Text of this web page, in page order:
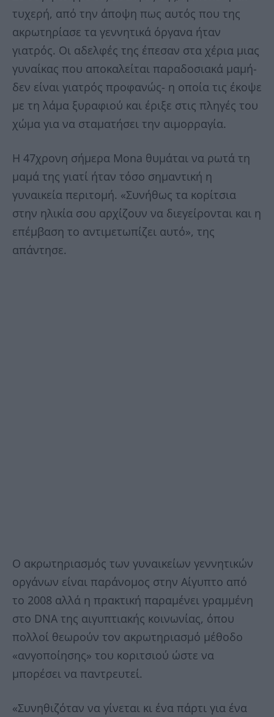
τυχερή, από την άποψη πως αυτός που της
ακρωτηρίασε τα γεννητικά όργανα ήταν
γιατρός. Οι αδελφές της έπεσαν στα χέρια μιας
γυναίκας που αποκαλείται παραδοσιακά μαμή-
δεν είναι γιατρός προφανώς- η οποία τις έκοψε
με τη λάμα ξυραφιού και έριξε στις πληγές του
χώμα για να σταματήσει την αιμορραγία.
Η 47χρονη σήμερα Mona θυμάται να ρωτά τη
μαμά της γιατί ήταν τόσο σημαντική η
γυναικεία περιτομή. «Συνήθως τα κορίτσια
στην ηλικία σου αρχίζουν να διεγείρονται και η
επέμβαση το αντιμετωπίζει αυτό», της
απάντησε.
Ο ακρωτηριασμός των γυναικείων γεννητικών
οργάνων είναι παράνομος στην Αίγυπτο από
το 2008 αλλά η πρακτική παραμένει γραμμένη
στο DNA της αιγυπτιακής κοινωνίας, όπου
πολλοί θεωρούν τον ακρωτηριασμό μέθοδο
«ανγοποίησης» του κοριτσιού ώστε να
μπορέσει να παντρευτεί.
«Συνηθιζόταν να γίνεται κι ένα πάρτι για ένα